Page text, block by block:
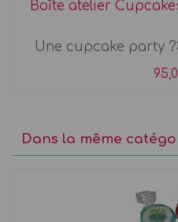
Boîte atelier
Une cupcake party
Dans la même